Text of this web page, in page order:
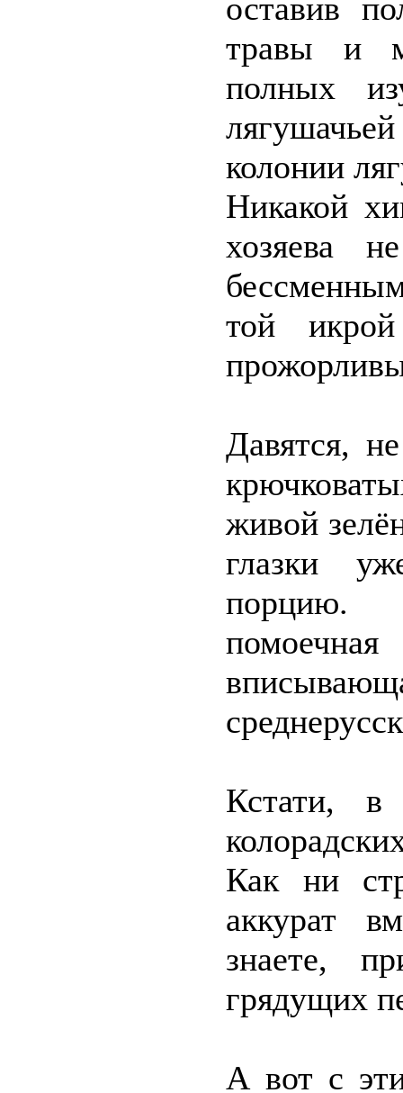
оставив
травы и
полных
колонии
Никакой
хозяева
той икрой
Давятся,
живой
глазки
порцию.
Кстати,
Как ни
аккурат
знаете,
грядущих
А вот с